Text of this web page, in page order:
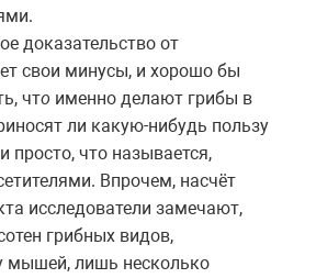
доказательство от
свои минусы, и хорошо бы
что именно делают грибы в
ли какую-нибудь пользу
просто, что называется,
Впрочем, насчёт
исследователи замечают,
грибных видов,
мышей, лишь несколько